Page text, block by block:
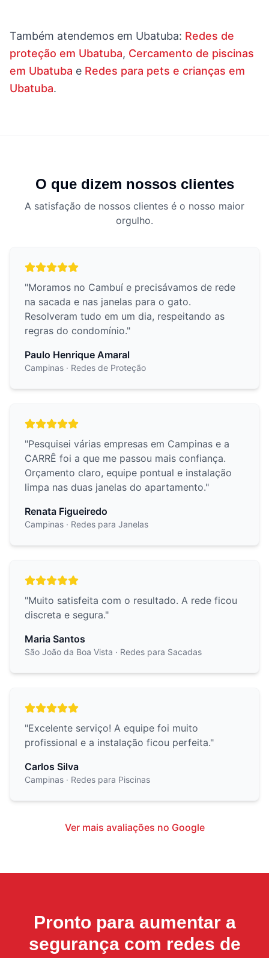
Também atendemos em Ubatuba: Redes de
proteção em Ubatuba, Cercamento de piscinas
em Ubatuba e Redes para pets e crianças em
Ubatuba.
O que dizem nossos clientes
A satisfação de nossos clientes é o nosso maior
orgulho.
"Moramos no Cambuí e precisávamos de rede
na sacada e nas janelas para o gato.
Resolveram tudo em um dia, respeitando as
regras do condomínio."
Paulo Henrique Amaral
Campinas · Redes de Proteção
"Pesquisei várias empresas em Campinas e a
CARRÊ foi a que me passou mais confiança.
Orçamento claro, equipe pontual e instalação
limpa nas duas janelas do apartamento."
Renata Figueiredo
Campinas · Redes para Janelas
"Muito satisfeita com o resultado. A rede ficou
discreta e segura."
Maria Santos
São João da Boa Vista · Redes para Sacadas
"Excelente serviço! A equipe foi muito
profissional e a instalação ficou perfeita."
Carlos Silva
Campinas · Redes para Piscinas
Ver mais avaliações no Google
Pronto para aumentar a
segurança com redes de